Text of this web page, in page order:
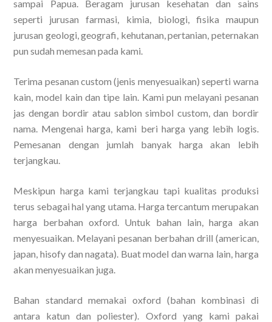
sampai Papua. Beragam jurusan kesehatan dan sains
seperti jurusan farmasi, kimia, biologi, fisika maupun
jurusan geologi, geografi, kehutanan, pertanian, peternakan
pun sudah memesan pada kami.
Terima pesanan custom (jenis menyesuaikan) seperti warna
kain, model kain dan tipe lain. Kami pun melayani pesanan
jas dengan bordir atau sablon simbol custom, dan bordir
nama. Mengenai harga, kami beri harga yang lebih logis.
Pemesanan dengan jumlah banyak harga akan lebih
terjangkau.
Meskipun harga kami terjangkau tapi kualitas produksi
terus sebagai hal yang utama. Harga tercantum merupakan
harga berbahan oxford. Untuk bahan lain, harga akan
menyesuaikan. Melayani pesanan berbahan drill (american,
japan, hisofy dan nagata). Buat model dan warna lain, harga
akan menyesuaikan juga.
Bahan standard memakai oxford (bahan kombinasi di
antara katun dan poliester). Oxford yang kami pakai